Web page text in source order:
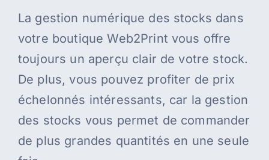
La gestion numérique des stocks dans
votre boutique Web2Print vous offre
toujours un aperçu clair de votre stock.
De plus, vous pouvez profiter de prix
échelonnés intéressants, car la gestion
des stocks vous permet de commander
de plus grandes quantités en une seule